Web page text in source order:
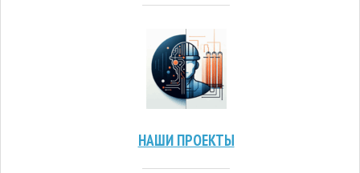
НАШИ ПРОЕКТЫ